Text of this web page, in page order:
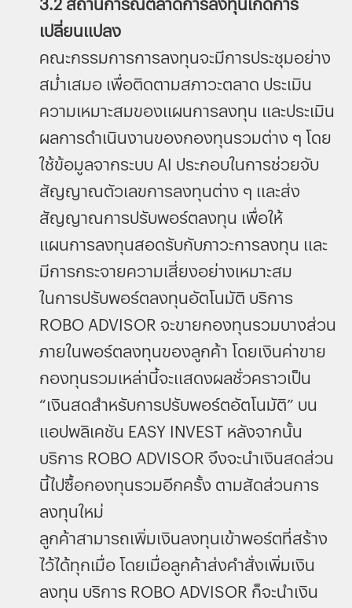
เปลี่ยนแปลง
คณะกรรมการการลงทุนจะมีการประชุมอย่าง
สม่ำเสมอ เพื่อติดตามสภาวะตลาด ประเมิน
ความเหมาะสมของแผนการลงทุน และประเมิน
ผลการดำเนินงานของกองทุนรวมต่าง ๆ โดย
ใช้ข้อมูลจากระบบ AI ประกอบในการช่วยจับ
สัญญาณตัวเลขการลงทุนต่าง ๆ และส่ง
สัญญาณการปรับพอร์ตลงทุน เพื่อให้
แผนการลงทุนสอดรับกับภาวะการลงทุน และ
มีการกระจายความเสี่ยงอย่างเหมาะสม
ในการปรับพอร์ตลงทุนอัตโนมัติ บริการ
ROBO ADVISOR จะขายกองทุนรวมบางส่วน
ภายในพอร์ตลงทุนของลูกค้า โดยเงินค่าขาย
กองทุนรวมเหล่านี้จะแสดงผลชั่วคราวเป็น
“เงินสดสำหรับการปรับพอร์ตอัตโนมัติ” บน
แอปพลิเคชัน EASY INVEST หลังจากนั้น
บริการ ROBO ADVISOR จึงจะนำเงินสดส่วน
นี้ไปซื้อกองทุนรวมอีกครั้ง ตามสัดส่วนการ
ลงทุนใหม่
ลูกค้าสามารถเพิ่มเงินลงทุนเข้าพอร์ตที่สร้าง
ไว้ได้ทุกเมื่อ โดยเมื่อลูกค้าส่งคำสั่งเพิ่มเงิน
ลงทุน บริการ ROBO ADVISOR ก็จะนำเงิน